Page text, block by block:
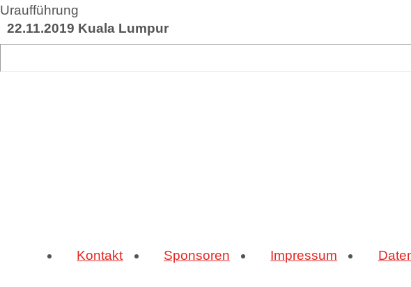
Uraufführung
22.11.2019 Kuala Lumpur
Kontakt Sponsoren Impressum